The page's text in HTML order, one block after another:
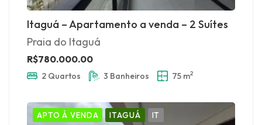
Itaguá – Apartamento a venda – 2 Suítes
Praia do Itaguá
R$780.000.00
2 Quartos 3 Banheiros 75 m2
APTO À VENDA ITAGUÁ IT